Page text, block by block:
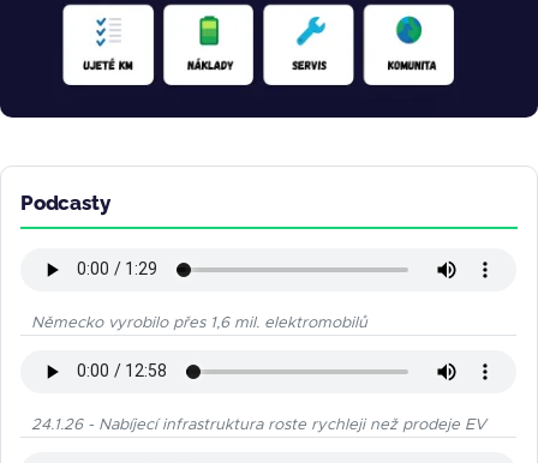
Podcasty
Německo vyrobilo přes 1,6 mil. elektromobilů
24.1.26 - Nabíjecí infrastruktura roste rychleji než prodeje EV